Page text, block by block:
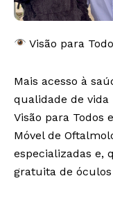
Visão para
Mais acesso à
qualidade de vida
Visão para Todos
Móvel de
especializadas e,
gratuita de